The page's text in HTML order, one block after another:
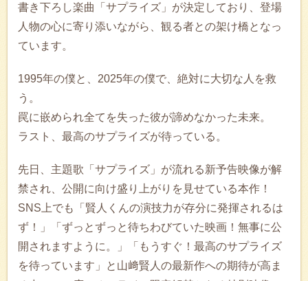
書き下ろし楽曲「サプライズ」が決定しており、登場
人物の心に寄り添いながら、観る者との架け橋となっ
ています。
1995年の僕と、2025年の僕で、絶対に大切な人を救
う。
罠に嵌められ全てを失った彼が諦めなかった未来。
ラスト、最高のサプライズが待っている。
先日、主題歌「サプライズ」が流れる新予告映像が解
禁され、公開に向け盛り上がりを見せている本作！
SNS上でも「賢人くんの演技力が存分に発揮されるは
ず！」「ずっとずっと待ちわびていた映画！無事に公
開されますように。」「もうすぐ！最高のサプライズ
を待っています」と山﨑賢人の最新作への期待が高ま